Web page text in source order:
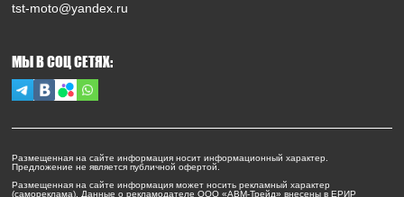
tst-moto@yandex.ru
МЫ В СОЦ СЕТЯХ:
Размещенная на сайте информация носит информационный характер.
Предложение не является публичной офертой.
Размещенная на сайте информация может носить рекламный характер
(самореклама). Данные о рекламодателе ООО «АВМ-Трейд» внесены в ЕРИР